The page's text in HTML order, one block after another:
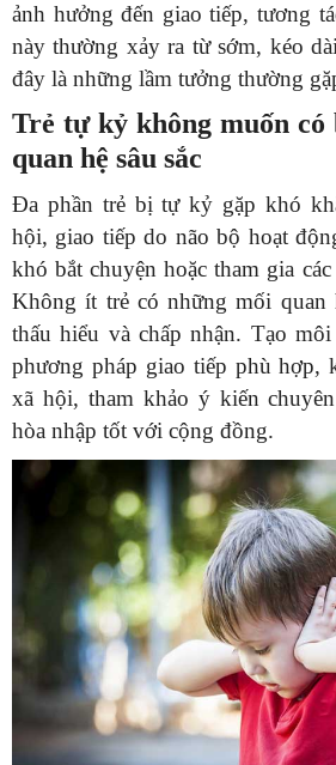
ảnh hưởng đến giao tiếp, tương
này thường xảy ra từ sớm, kéo
đây là những lầm tưởng thường
Trẻ tự kỷ không muốn có
quan hệ sâu sắc
Đa phần trẻ bị tự kỷ gặp khó
hội, giao tiếp do não bộ hoạt
khó bắt chuyện hoặc tham gia
Không ít trẻ có những mối quan
thấu hiểu và chấp nhận. Tạo
phương pháp giao tiếp phù hợp,
xã hội, tham khảo ý kiến
hòa nhập tốt với cộng đồng.